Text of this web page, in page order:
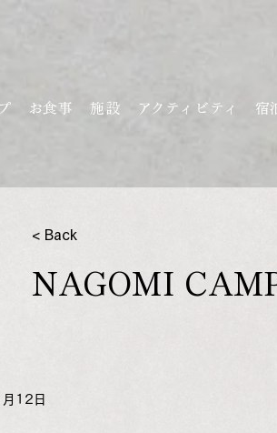
お食事 施設 アクティビティ 宿
< Back
NAGOMI
12日